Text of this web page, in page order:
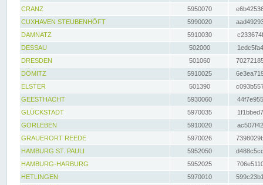
CRANZ
5950070
CUXHAVEN STEUBENHÖFT
5990020
DAMNATZ
5910030
DESSAU
502000
DRESDEN
501060
DÖMITZ
5910025
ELSTER
501390
GEESTHACHT
5930060
GLÜCKSTADT
5970035
GORLEBEN
5910020
GRAUERORT REEDE
5970026
HAMBURG ST. PAULI
5952050
HAMBURG-HARBURG
5952025
HETLINGEN
5970010